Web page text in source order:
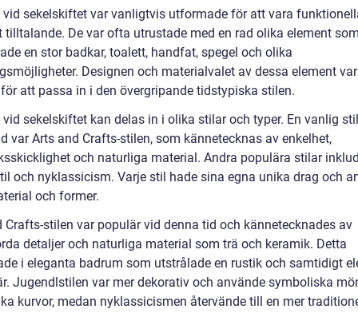
vid sekelskiftet var vanligtvis utformade för att vara
tilltalande. De var ofta utrustade med en rad olika element
en stor badkar, toalett, handfat, spegel och olika
Designen och materialvalet av dessa element
att passa in i den övergripande tidstypiska stilen.
vid sekelskiftet kan delas in i olika stilar och typer. En vanlig
var Arts and Crafts-stilen, som kännetecknas av enkelhet,
och naturliga material. Andra populära stilar
och nyklassicism. Varje stil hade sina egna unika drag och
och former.
Crafts-stilen var populär vid denna tid och kännetecknades av
detaljer och naturliga material som trä och keramik. Detta
i eleganta badrum som utstrålade en rustik och samtidigt
Jugendlstilen var mer dekorativ och använde symboliska
kurvor, medan nyklassicismen återvände till en mer